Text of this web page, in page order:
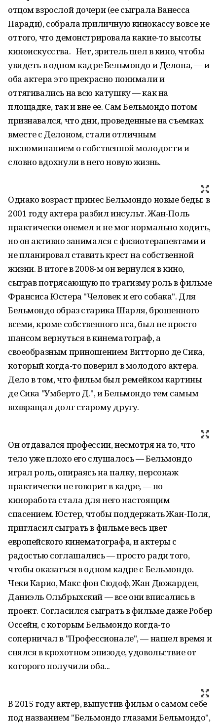
отцом взрослой дочери (ее сыграла Ванесса
Паради), собрала приличную кинокассу вовсе не
оттого, что демонстрировала какие-то высоты
киноискусства. Нет, зритель шел в кино, чтобы
увидеть в одном кадре Бельмондо и Делона, — и
оба актера это прекрасно понимали и
оттягивались на всю катушку — как на
площадке, так и вне ее. Сам Бельмондо потом
признавался, что дни, проведенные на съемках
вместе с Делоном, стали отличным
воспоминанием о собственной молодости и
словно вдохнули в него новую жизнь.
Однако возраст принес Бельмондо новые беды: в
2001 году актера разбил инсульт. Жан-Поль
практически онемел и не мог нормально ходить,
но он активно занимался с физиотерапевтами и
не планировал ставить крест на собственной
жизни. В итоге в 2008-м он вернулся в кино,
сыграв потрясающую по трагизму роль в фильме
Франсиса Юстера "Человек и его собака". Для
Бельмондо образ старика Шарля, брошенного
всеми, кроме собственного пса, был не просто
шансом вернуться в кинематограф, а
своеобразным приношением Витторио де Сика,
который когда-то поверил в молодого актера.
Дело в том, что фильм был ремейком картины
де Сика "Умберто Д.", и Бельмондо тем самым
возвращал долг старому другу.
Он отдавался профессии, несмотря на то, что
тело уже плохо его слушалось — Бельмондо
играл роль, опираясь на палку, персонаж
практически не говорит в кадре, — но
киноработа стала для него настоящим
спасением. Юстер, чтобы поддержать Жан-Поля,
пригласил сыграть в фильме весь цвет
европейского кинематографа, и актеры с
радостью соглашались — просто ради того,
чтобы оказаться в одном кадре с Бельмондо.
Чеки Карио, Макс фон Сюдоф, Жан Дюжарден,
Даниэль Ольбрыхский — все они вписались в
проект. Согласился сыграть в фильме даже Робер
Оссейн, с которым Бельмондо когда-то
соперничал в "Профессионале", — нашел время и
снялся в крохотном эпизоде, удовольствие от
которого получили оба...
В 2015 году актер, выпустив фильм о самом себе
под названием "Бельмондо глазами Бельмондо",